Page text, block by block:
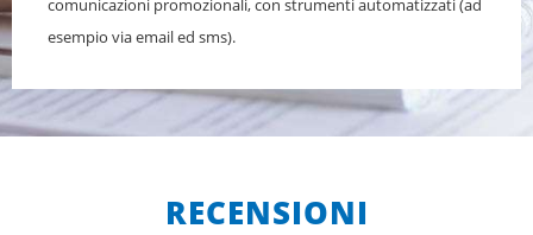
comunicazioni promozionali, con strumenti automatizzati (ad
esempio via email ed sms).
RECENSIONI